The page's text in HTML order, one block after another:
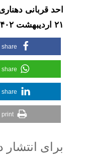
احد قربانی
۲۱ اردیبهشت ۱۴۰۲ – ۱۱ مه ۲۰۲۳
share
share
share
print
برای